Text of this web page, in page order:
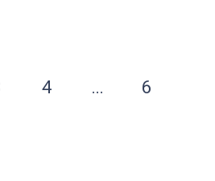
4 … 6